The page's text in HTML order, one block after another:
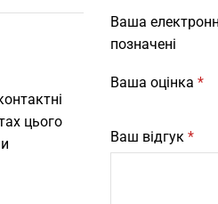
цього
Ваша
позначені
Ваша оцінка *
Ваш відгук *